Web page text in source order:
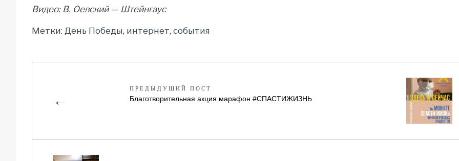
Видео: В. Оевский — Штейнгаус
Метки: День Победы, интернет, события
←
ПРЕДЫДУЩИЙ ПОСТ
Благотворительная акция марафон #СПАСТИЖИЗНЬ